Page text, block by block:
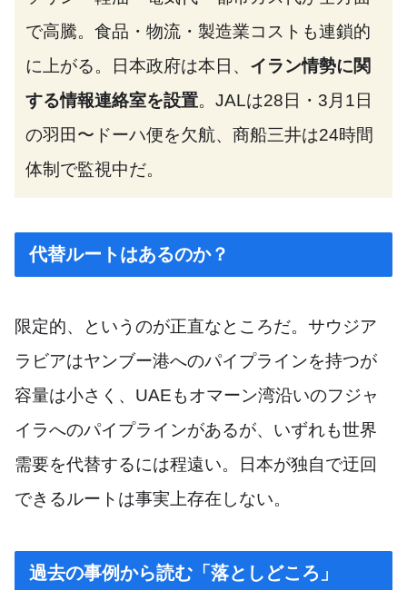
で高騰。食品・物流・製造業コストも連鎖的
に上がる。日本政府は本日、 イラン情勢に関
する情報連絡室を設置。JALは28日・3月1日
の羽田〜ドーハ便を欠航、商船三井は24時間
体制で監視中だ。
代替ルートはあるのか？
限定的、というのが正直なところだ。サウジア
ラビアはヤンブー港へのパイプラインを持つが
容量は小さく、UAEもオマーン湾沿いのフジャ
イラへのパイプラインがあるが、いずれも世界
需要を代替するには程遠い。日本が独自で迂回
できるルートは事実上存在しない。
過去の事例から読む「落としどころ」